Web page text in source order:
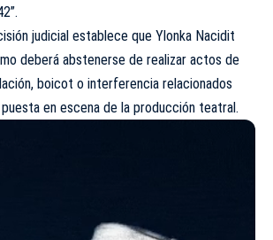
judicial establece que Ylonka Nacidit
deberá abstenerse de realizar actos de
boicot o interferencia relacionados
en escena de la producción teatral.